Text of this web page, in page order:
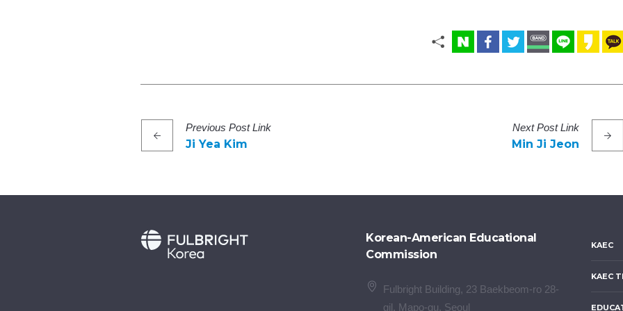
Previous PostLink
Ji Yea Kim
NextPostLink
Min Ji Jeon
Korean-American Educational
Commission
Fulbright Building, 23 Baekbeom-ro 28-
gil, Mapo-gu, Seoul
KAEC
KAEC